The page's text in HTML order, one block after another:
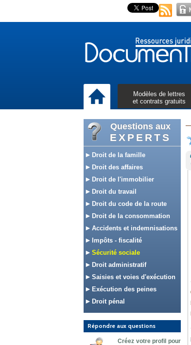
Modèles de lettres
et contrats gratuits
Questions aux
EXPERTS
Droit de la famille
Droit des affaires
Droit de l'immobilier
Droit du travail
Droit du code de la route
Droit de la consommation
Accidents et indemnisations
Impôts - fiscalité
Sécurité sociale
Droit administratif
Saisies et voies d'exécution
Exécution des peines
Droit pénal
Répondre aux questions
Créez votre profil pour